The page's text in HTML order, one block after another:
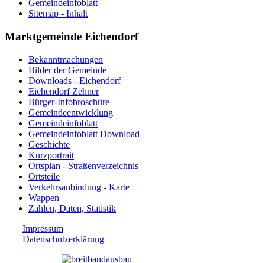
Gemeindeinfoblatt
Sitemap - Inhalt
Marktgemeinde Eichendorf
Bekanntmachungen
Bilder der Gemeinde
Downloads - Eichendorf
Eichendorf Zehner
Bürger-Infobroschüre
Gemeindeentwicklung
Gemeindeinfoblatt
Gemeindeinfoblatt Download
Geschichte
Kurzportrait
Ortsplan - Straßenverzeichnis
Ortsteile
Verkehrsanbindung - Karte
Wappen
Zahlen, Daten, Statistik
Impressum
Datenschutzerklärung